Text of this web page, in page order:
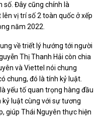
số. Đây cũng chính là
vị trí số 2 toàn quốc ở xếp
năm 2022.
về triết lý hướng tới người
Thị Thanh Hải còn chia
và Viettel nói chung
chung, đó là tính kỷ luật.
yếu tố quan trọng hàng đầu
kỷ luật cùng với sự tương
giúp Thái Nguyên thực hiện